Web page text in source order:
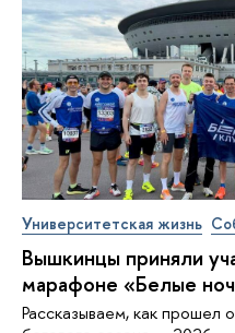
Университетская жизнь
Вышкинцы приняли
марафоне «Белые
Рассказываем, как прошел